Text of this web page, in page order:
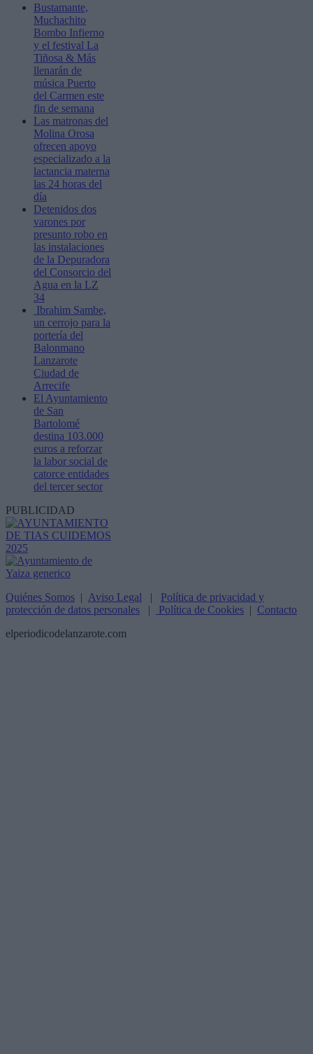
Bustamante,
Muchachito
Bombo Infierno
y el festival La
Tiñosa & Más
llenarán de
música Puerto
del Carmen este
fin de semana
Las matronas del
Molina Orosa
ofrecen apoyo
especializado a la
lactancia materna
las 24 horas del
día
Detenidos dos
varones por
presunto robo en
las instalaciones
de la Depuradora
del Consorcio del
Agua en la LZ
34
Ibrahim Sambe,
un cerrojo para la
portería del
Balonmano
Lanzarote
Ciudad de
Arrecife
El Ayuntamiento
de San
Bartolomé
destina 103.000
euros a reforzar
la labor social de
catorce entidades
del tercer sector
PUBLICIDAD
Quiénes Somos | Aviso Legal | Política de privacidad y
protección de datos personales | Política de Cookies | Contacto
elperiodicodelanzarote.com